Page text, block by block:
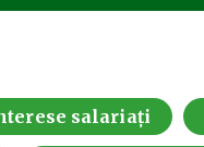
salariați